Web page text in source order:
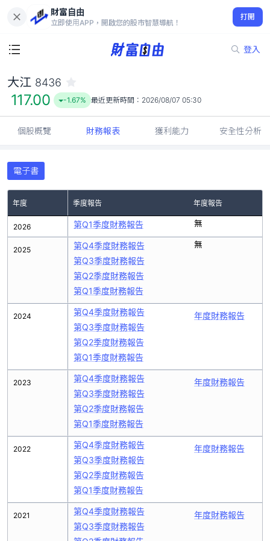
財富自由
立即使用APP，開啟您的股市智慧導航！
打開
登入
117.00
-1.67%
大江 8436
117.00 -1.67% 最近更新時間： 2026/08/07 05:30
個股概覽 財務報表 獲利能力 安全性分析
電子書
年度 季度報告 年度報告
2026
2025
2024
2023
2022
2021
第Q1季度財務報告 無
第Q4季度財務報告
第Q3季度財務報告
第Q2季度財務報告
第Q1季度財務報告
無
第Q4季度財務報告
第Q3季度財務報告
第Q2季度財務報告
第Q1季度財務報告
年度財務報告
第Q4季度財務報告
第Q3季度財務報告
第Q2季度財務報告
第Q1季度財務報告
年度財務報告
第Q4季度財務報告
第Q3季度財務報告
第Q2季度財務報告
第Q1季度財務報告
年度財務報告
第Q4季度財務報告
第Q3季度財務報告
年度財務報告